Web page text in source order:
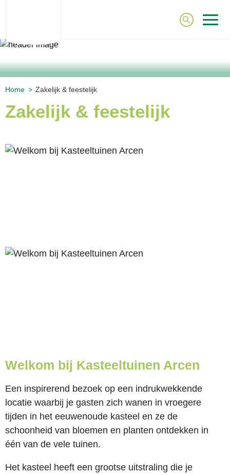
Home Zakelijk & feestelijk
Zakelijk & feestelijk
Welkom bij Kasteeltuinen Arcen
Een inspirerend bezoek op een indrukwekkende
locatie waarbij je gasten zich wanen in vroegere
tijden in het eeuwenoude kasteel en ze de
schoonheid van bloemen en planten ontdekken in
één van de vele tuinen.
Het kasteel heeft een grootse uitstraling die je